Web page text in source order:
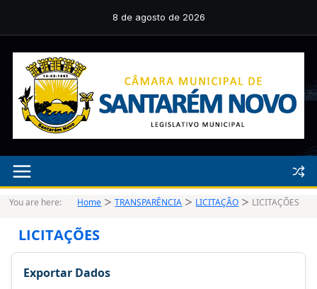
conteúdo
8 de agosto de 2026
You are here: Home TRANSPARÊNCIA LICITAÇÃO LICITAÇÕES
LICITAÇÕES
Exportar Dados